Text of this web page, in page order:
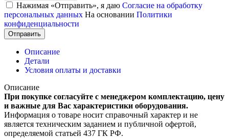
Нажимая «Отправить», я даю Согласие на обработку
персональных данных На основании Политики
конфиденциальности
Отправить
Описание
Детали
Условия оплаты и доставки
Описание
При покупке согласуйте с менеджером комплектацию, цену
и важные для Вас характеристики оборудования.
Информация о товаре носит справочный характер и не
является техническим заданием и публичной офертой,
определяемой статьей 437 ГК РФ.